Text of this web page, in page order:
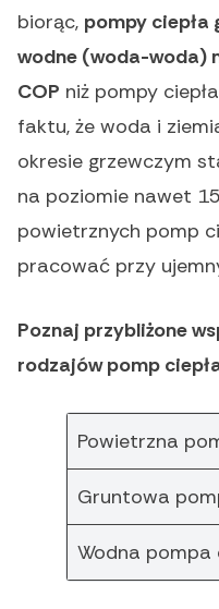
biorąc, pompy
wodne (woda-woda)
COP niż pompy
faktu, że woda i
okresie grzewczym
na poziomie nawet
powietrznych pomp
pracować przy
Poznaj przybliżone
rodzajów pomp
Powietrzna
Gruntowa
Wodna pompa